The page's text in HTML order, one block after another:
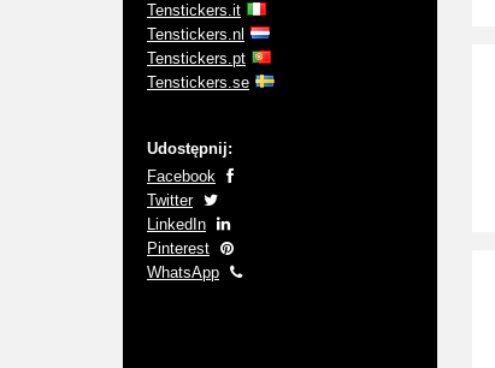
Tenstickers.it
Tenstickers.nl
Tenstickers.pt
Tenstickers.se
Udostępnij:
Facebook
Twitter
LinkedIn
Pinterest
WhatsApp